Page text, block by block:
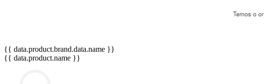
{{ data.product.brand.data.name }}
{{ data.product.name }}